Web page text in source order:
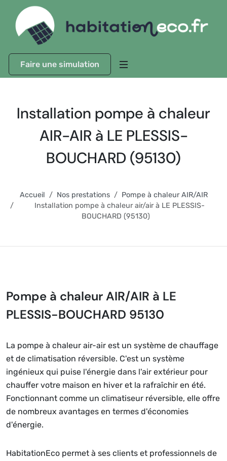
Faire une simulation
Installation pompe à chaleur
AIR-AIR à LE PLESSIS-
BOUCHARD (95130)
Accueil Nos prestations
Pompe à chaleur AIR/AIR
Installation pompe à chaleur air/air à LE PLESSIS-
BOUCHARD (95130)
Pompe à chaleur AIR/AIR à LE
PLESSIS-BOUCHARD 95130
La pompe à chaleur air-air est un système de chauffage
et de climatisation réversible. C'est un système
ingénieux qui puise l'énergie dans l'air extérieur pour
chauffer votre maison en hiver et la rafraîchir en été.
Fonctionnant comme un climatiseur réversible, elle offre
de nombreux avantages en termes d'économies
d'énergie.
HabitationEco permet à ses clients et professionnels de